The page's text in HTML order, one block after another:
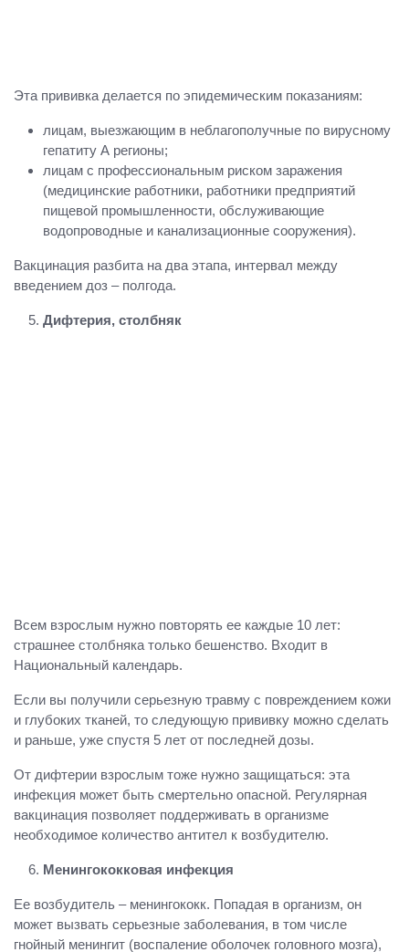
Эта прививка делается по эпидемическим показаниям:
лицам, выезжающим в неблагополучные по вирусному
гепатиту А регионы;
лицам с профессиональным риском заражения
(медицинские работники, работники предприятий
пищевой промышленности, обслуживающие
водопроводные и канализационные сооружения).
Вакцинация разбита на два этапа, интервал между
введением доз – полгода.
Дифтерия, столбняк
Всем взрослым нужно повторять ее каждые 10 лет:
страшнее столбняка только бешенство. Входит в
Национальный календарь.
Если вы получили серьезную травму с повреждением кожи
и глубоких тканей, то следующую прививку можно сделать
и раньше, уже спустя 5 лет от последней дозы.
От дифтерии взрослым тоже нужно защищаться: эта
инфекция может быть смертельно опасной. Регулярная
вакцинация позволяет поддерживать в организме
необходимое количество антител к возбудителю.
Менингококковая инфекция
Ее возбудитель – менингококк. Попадая в организм, он
может вызвать серьезные заболевания, в том числе
гнойный менингит (воспаление оболочек головного мозга),